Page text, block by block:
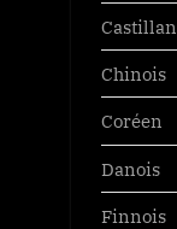
Castillan
Chinois
Coréen
Danois
Finnois